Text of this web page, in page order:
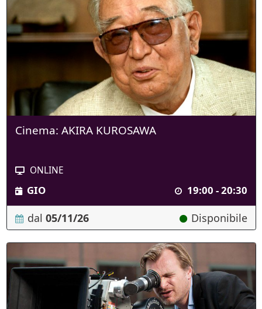
Cinema: AKIRA KUROSAWA
ONLINE
GIO 19:00 - 20:30
dal 05/11/26 Disponibile